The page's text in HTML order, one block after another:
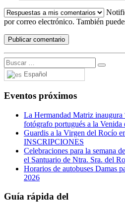
por correo electrónico. También
Español
Eventos próximos
La Hermandad Matriz inaugura
fotógrafo portugués a la Venida
Guardis a la Virgen del Rocío
INSCRIPCIONES
Celebraciones para la semana
el Santuario de Ntra. Sra. del
Horarios de autobuses Damas
2026
Guía rápida del